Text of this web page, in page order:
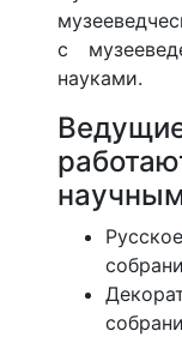
с
науками.